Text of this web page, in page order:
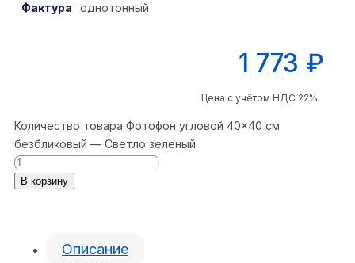
Фактура однотонный
1 773 ₽
Цена с учётом НДС 22%
Количество товара Фотофон угловой 40×40 см
безбликовый — Светло зеленый
В корзину
Описание